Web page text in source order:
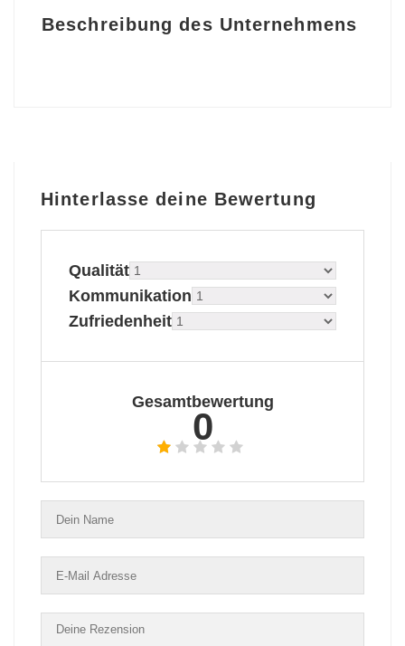
Beschreibung des Unternehmens
Hinterlasse deine Bewertung
Qualität
Kommunikation
Zufriedenheit
Gesamtbewertung
0